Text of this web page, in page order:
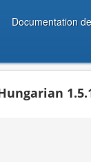
Documentation de